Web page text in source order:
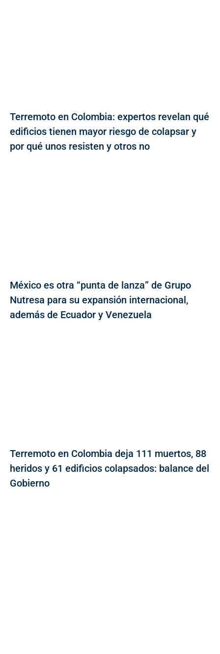
Terremoto en Colombia: expertos revelan qué
edificios tienen mayor riesgo de colapsar y
por qué unos resisten y otros no
México es otra “punta de lanza” de Grupo
Nutresa para su expansión internacional,
además de Ecuador y Venezuela
Terremoto en Colombia deja 111 muertos, 88
heridos y 61 edificios colapsados: balance del
Gobierno